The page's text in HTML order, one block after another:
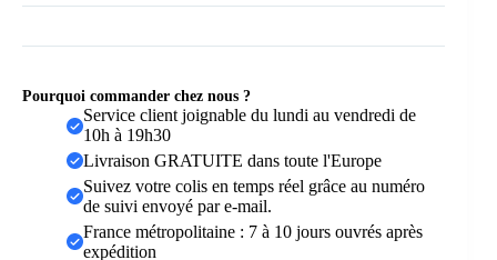
Pourquoi commander chez nous ?
Service client joignable du lundi au vendredi de
10h à 19h30
Livraison GRATUITE dans toute l'Europe
Suivez votre colis en temps réel grâce au numéro
de suivi envoyé par e-mail.
France métropolitaine : 7 à 10 jours ouvrés après
expédition